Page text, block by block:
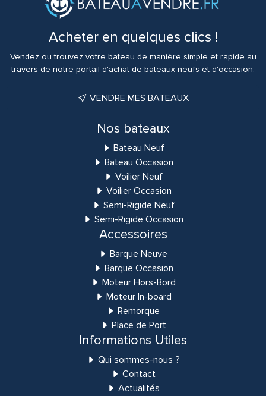
Acheter en quelques clics !
Vendez ou trouvez votre bateau de manière simple et rapide au
travers de notre portail d'achat de bateaux neufs et d'occasion.
VENDRE MES BATEAUX
Nos bateaux
Bateau Neuf
Bateau Occasion
Voilier Neuf
Voilier Occasion
Semi-Rigide Neuf
Semi-Rigide Occasion
Accessoires
Barque Neuve
Barque Occasion
Moteur Hors-Bord
Moteur In-board
Remorque
Place de Port
Informations Utiles
Qui sommes-nous ?
Contact
Actualités